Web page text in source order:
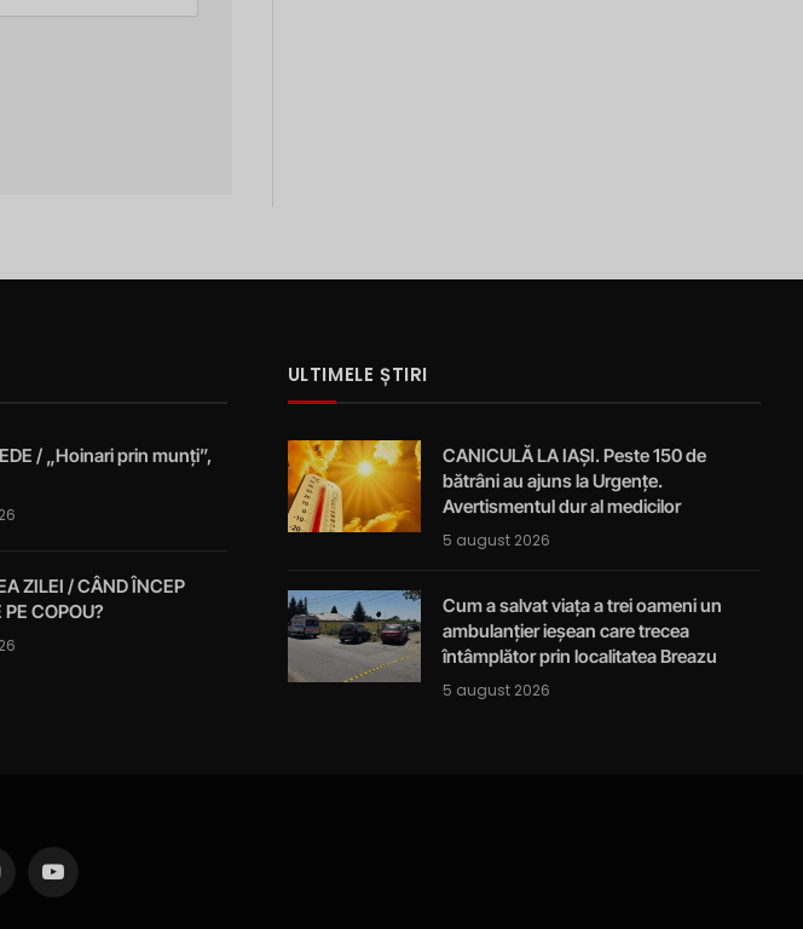
/ „Hoinari prin munți”,
ZILEI / CÂND ÎNCEP
PE COPOU?
ULTIMELE ȘTIRI
CANICULĂ LA IAȘI. Peste 150 de
bătrâni au ajuns la Urgențe.
Avertismentul dur al medicilor
5 august 2026
Cum a salvat viața a trei oameni un
ambulanțier ieșean care trecea
întâmplător prin localitatea Breazu
5 august 2026
YouTube